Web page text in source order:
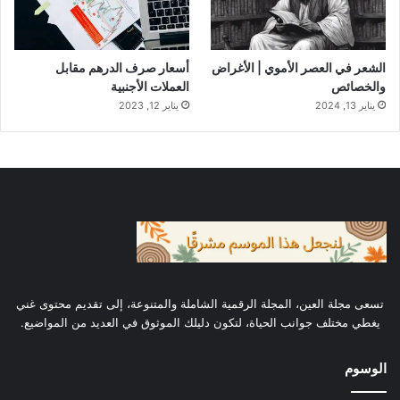
هذه الأسواق. على سبيل المثال، من المتوقع أن
يتم استخدام هذه التقنيات بشكل أوسع في عام
2025، مما يعزز من اعتمادها
3
.
كما أن دمجالذكاء الاصطناعيمع أنظمة التشفير
يفتح آفاقًا جديدة لتحسين عمليات التداول وإدارة
السوق العالمي
التقنية التأثير
البلوكشين
الشعر في العصر الأموي | الأغراض
والخصائص
يناير 13, 2024
أسعار صرف الدرهم مقابل
العملات الأجنبية
يناير 12, 2023
تسعى مجلة العين، المجلة الرقمية الشاملة والمتنوعة، إلى تقديم محتوى غني
يغطي مختلف جوانب الحياة، لتكون دليلك الموثوق في العديد من المواضيع.
الوسوم